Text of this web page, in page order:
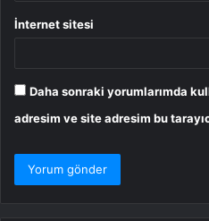
İnternet sitesi
Daha sonraki yorumlarımda
adresim ve site adresim bu